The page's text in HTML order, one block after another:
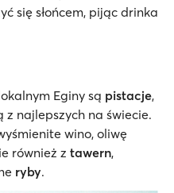
się słońcem, pijąc drinka
Eginy są pistacje,
najlepszych na świecie.
wino, oliwę
również z tawern,
ryby.